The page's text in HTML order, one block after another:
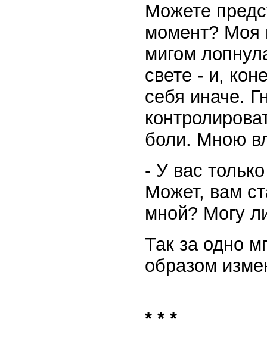
Можете
момент? Моя
мигом
свете - и,
себя иначе.
боли. Мною
- У вас
Может, вам
мной? Могу
Так за одно
образом
* * *